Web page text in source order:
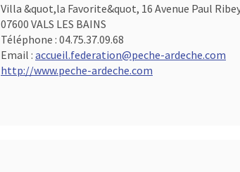
Villa &quot,la Favorite&quot, 16 Avenue Paul
07600 VALS LES BAINS
Téléphone : 04.75.37.09.68
Email : accueil.federation@peche-ardeche.com
http://www.peche-ardeche.com